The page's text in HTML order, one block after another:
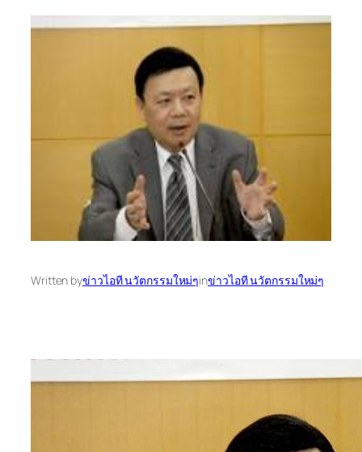
Written byข่าวไอที นวัตกรรมใหม่ๆinข่าวไอที นวัตกรรมใหม่ๆ